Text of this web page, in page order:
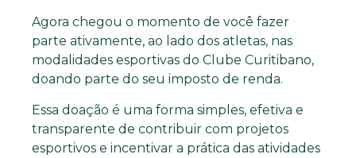
Agora chegou o momento de você fazer
parte ativamente, ao lado dos atletas, nas
modalidades esportivas do Clube Curitibano,
doando parte do seu imposto de renda.
Essa doação é uma forma simples, efetiva e
transparente de contribuir com projetos
esportivos e incentivar a prática das atividades